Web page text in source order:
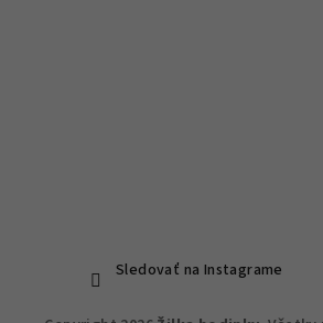
Sledovať na Instagrame